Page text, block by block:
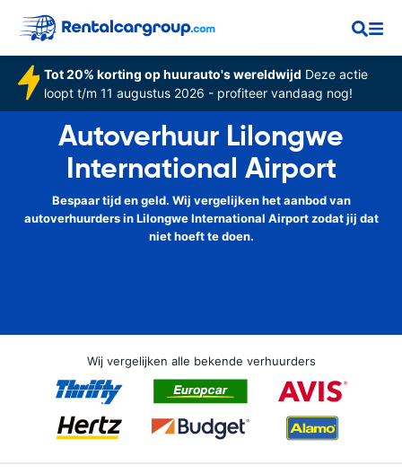
Tot 20% korting op huurauto's wereldwijd Deze actie
loopt t/m 11 augustus 2026 - profiteer vandaag nog!
Autoverhuur Lilongwe
International Airport
Bespaar tijd en geld. Wij vergelijken het aanbod van
autoverhuurders in Lilongwe International Airport zodat jij dat
niet hoeft te doen.
Wij vergelijken alle bekende verhuurders